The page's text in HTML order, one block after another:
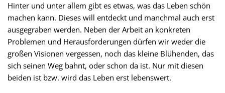
Hinter und unter allem gibt es etwas, was das Leben schön
machen kann. Dieses will entdeckt und manchmal auch erst
ausgegraben werden. Neben der Arbeit an konkreten
Problemen und Herausforderungen dürfen wir weder die
großen Visionen vergessen, noch das kleine Blühenden, das
sich seinen Weg bahnt, oder schon da ist. Nur mit diesen
beiden ist bzw. wird das Leben erst lebenswert.